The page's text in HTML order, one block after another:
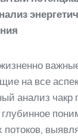
на все
анализ чакр
глубинное
потоков,